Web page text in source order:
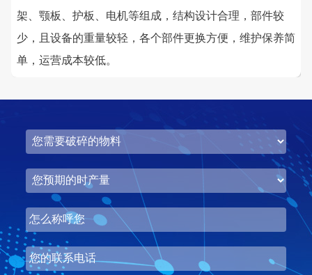
架、颚板、护板、电机等组成，结构设计合理，部件较
少，且设备的重量较轻，各个部件更换方便，维护保养简
单，运营成本较低。
湖北省中昇东浩荆门建材时产500-600吨机制砂项目
项目坐标 设计产能